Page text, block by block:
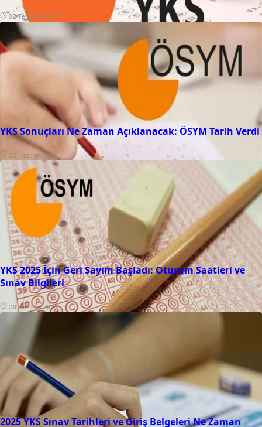
02 Temmuz 2025
YKS Sonuçları Ne Zaman Açıklanacak: ÖSYM Tarih Verdi
22 Haziran 2025
YKS 2025 İçin Geri Sayım Başladı: Oturum Saatleri ve
Sınav Bilgileri
20 Haziran 2025
2025 YKS Sınav Tarihleri ve Giriş Belgeleri Ne Zaman